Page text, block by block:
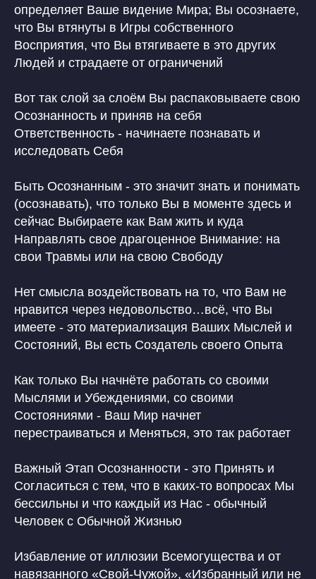
определяет Ваше видение Мира; Вы осознаете,
что Вы втянуты в Игры собственного
Восприятия, что Вы втягиваете в это других
Людей и страдаете от ограничений
Вот так слой за слоём Вы распаковываете свою
Осознанность и приняв на себя
Ответственность - начинаете познавать и
исследовать Себя
Быть Осознанным - это значит знать и понимать
(осознавать), что только Вы в моменте здесь и
сейчас Выбираете как Вам жить и куда
Направлять свое драгоценное Внимание: на
свои Травмы или на свою Свободу
Нет смысла воздействовать на то, что Вам не
нравится через недовольство…всё, что Вы
имеете - это материализация Ваших Мыслей и
Состояний, Вы есть Создатель своего Опыта
Как только Вы начнёте работать со своими
Мыслями и Убеждениями, со своими
Состояниями - Ваш Мир начнет
перестраиваться и Меняться, это так работает
Важный Этап Осознанности - это Принять и
Согласиться с тем, что в каких-то вопросах Мы
бессильны и что каждый из Нас - обычный
Человек с Обычной Жизнью
Избавление от иллюзии Всемогущества и от
навязанного «Свой-Чужой», «Избранный или не